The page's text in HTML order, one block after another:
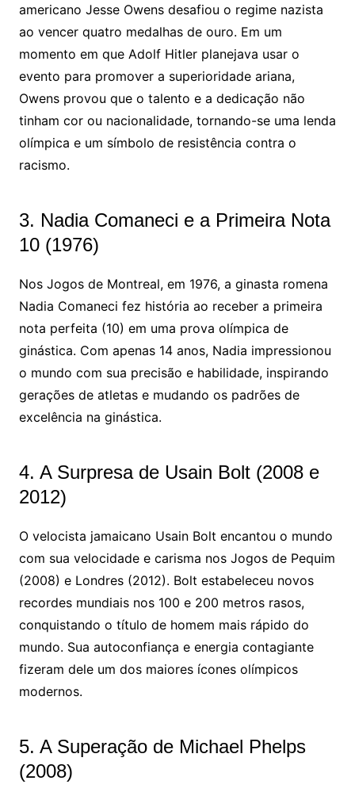
americano Jesse Owens desafiou o regime nazista
ao vencer quatro medalhas de ouro. Em um
momento em que Adolf Hitler planejava usar o
evento para promover a superioridade ariana,
Owens provou que o talento e a dedicação não
tinham cor ou nacionalidade, tornando-se uma lenda
olímpica e um símbolo de resistência contra o
racismo.
3. Nadia Comaneci e a Primeira Nota
10 (1976)
Nos Jogos de Montreal, em 1976, a ginasta romena
Nadia Comaneci fez história ao receber a primeira
nota perfeita (10) em uma prova olímpica de
ginástica. Com apenas 14 anos, Nadia impressionou
o mundo com sua precisão e habilidade, inspirando
gerações de atletas e mudando os padrões de
excelência na ginástica.
4. A Surpresa de Usain Bolt (2008 e
2012)
O velocista jamaicano Usain Bolt encantou o mundo
com sua velocidade e carisma nos Jogos de Pequim
(2008) e Londres (2012). Bolt estabeleceu novos
recordes mundiais nos 100 e 200 metros rasos,
conquistando o título de homem mais rápido do
mundo. Sua autoconfiança e energia contagiante
fizeram dele um dos maiores ícones olímpicos
modernos.
5. A Superação de Michael Phelps
(2008)